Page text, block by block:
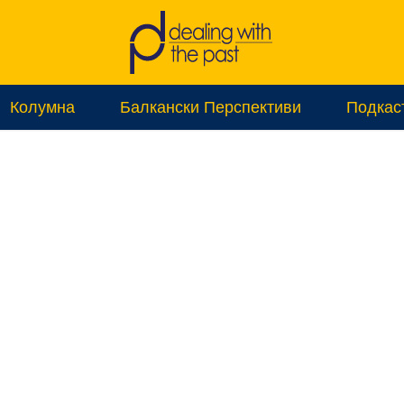
Колумна Балкански Перспективи